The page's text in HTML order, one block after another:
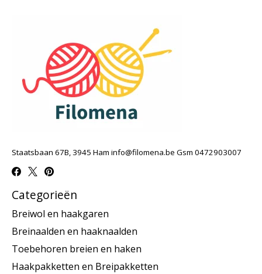
Staatsbaan 67B, 3945 Ham info@filomena.be Gsm 0472903007
Categorieën
Breiwol en haakgaren
Breinaalden en haaknaalden
Toebehoren breien en haken
Haakpakketten en Breipakketten